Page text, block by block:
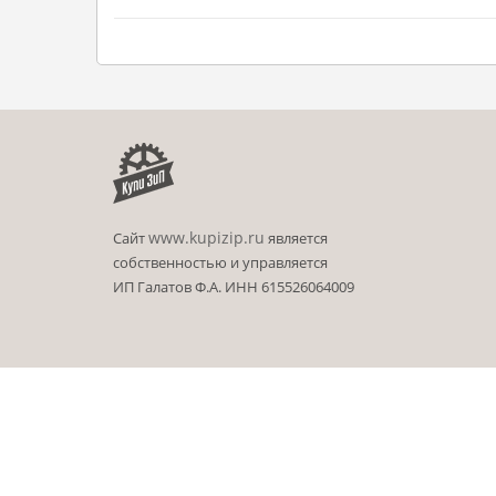
Сайтwww.kupizip.ru является
собственностью и управляется
ИП Галатов Ф.А. ИНН 615526064009